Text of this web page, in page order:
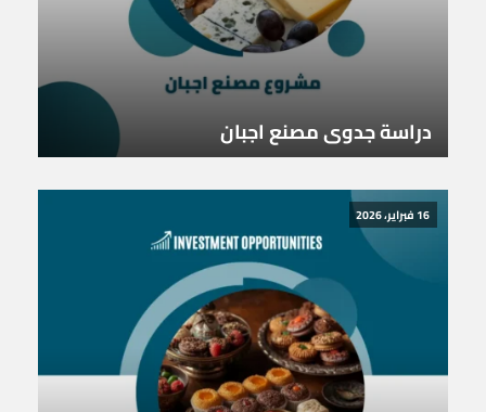
دراسة جدوى مصنع اجبان
16 فبراير، 2026